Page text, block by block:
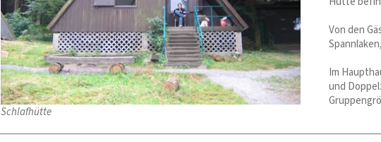
Schlafhütte
Von den
Im
und